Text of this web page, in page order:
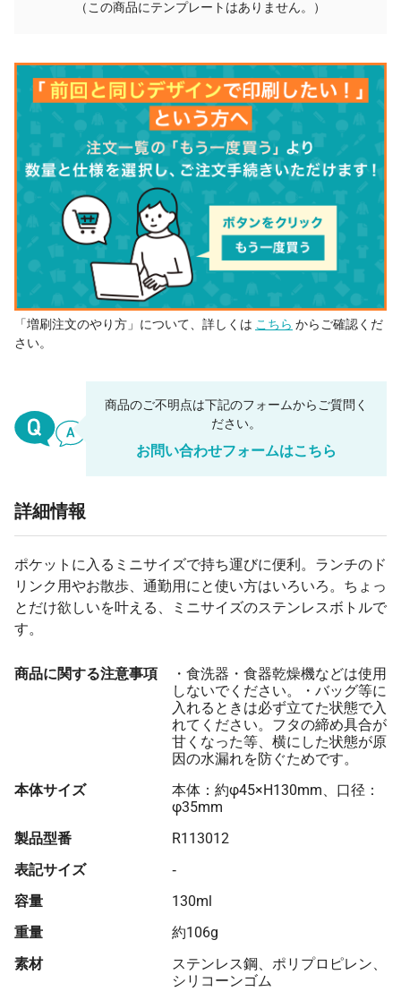
（この商品にテンプレートはありません。）
「増刷注文のやり方」について、詳しくは こちら からご確認くだ
さい。
商品のご不明点は下記のフォームからご質問く
ださい。
お問い合わせフォームはこちら
詳細情報
ポケットに入るミニサイズで持ち運びに便利。ランチのド
リンク用やお散歩、通勤用にと使い方はいろいろ。ちょっ
とだけ欲しいを叶える、ミニサイズのステンレスボトルで
す。
商品に関する注意事項
・食洗器・食器乾燥機などは使用
しないでください。・バッグ等に
入れるときは必ず立てた状態で入
れてください。フタの締め具合が
甘くなった等、横にした状態が原
因の水漏れを防ぐためです。
本体サイズ
本体：約φ45×H130mm、口径：
φ35mm
製品型番
R113012
表記サイズ
‐
容量
130ml
重量
約106g
素材
ステンレス鋼、ポリプロピレン、
シリコーンゴム